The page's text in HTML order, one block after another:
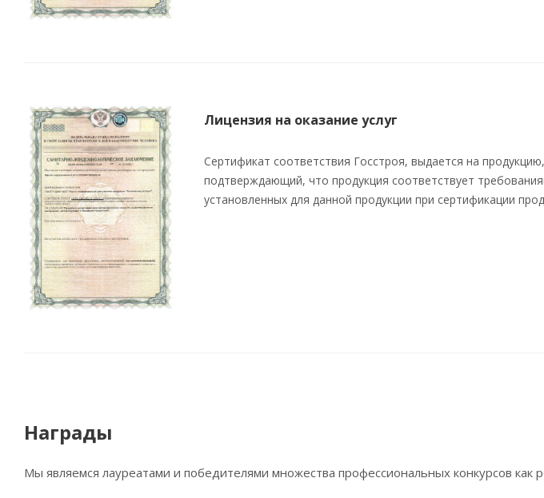
Лицензия на оказание услуг
Сертификат соответствия Госстроя, выдается на
подтверждающий, что продукция соответствует
установленных для данной продукции при сертификации
Награды
Мы являемся лауреатами и победителями множества профессиональных конкурсов как